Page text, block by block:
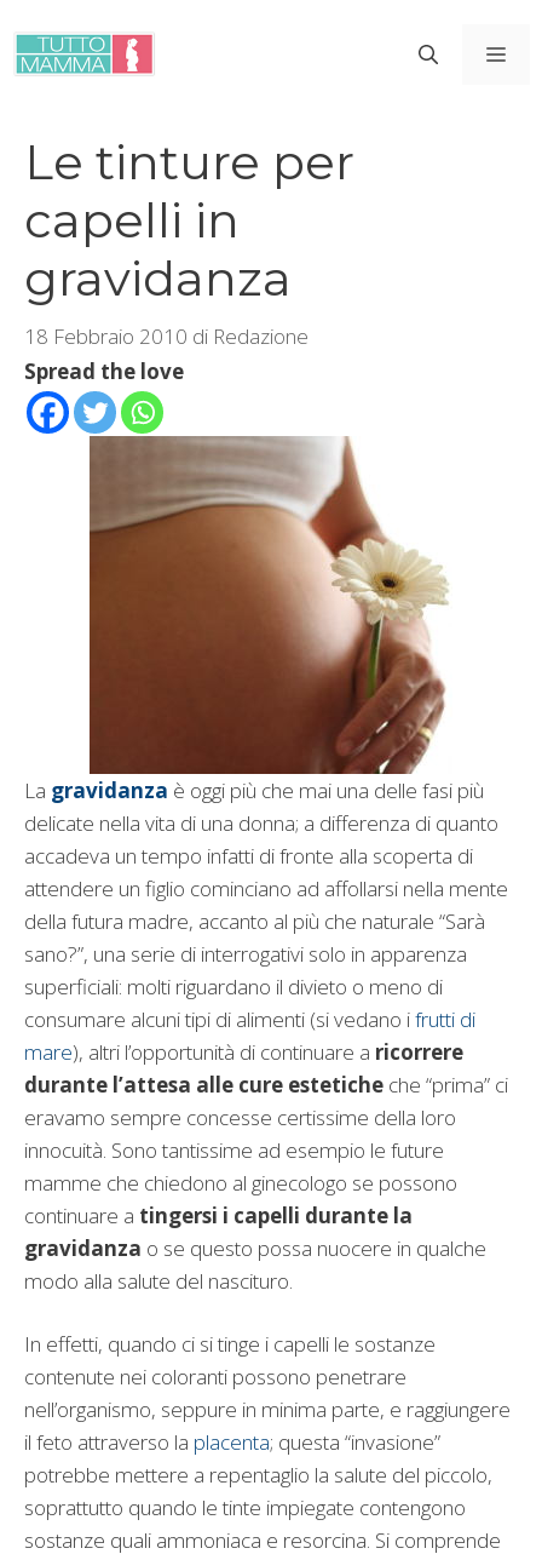
contenuto
Le tinture per
capelli in
gravidanza
18 Febbraio 2010 di Redazione
Spread the love
La gravidanza è oggi più che mai una delle fasi più
delicate nella vita di una donna; a differenza di quanto
accadeva un tempo infatti di fronte alla scoperta di
attendere un figlio cominciano ad affollarsi nella mente
della futura madre, accanto al più che naturale “Sarà
sano?”, una serie di interrogativi solo in apparenza
superficiali: molti riguardano il divieto o meno di
consumare alcuni tipi di alimenti (si vedano ifrutti di
mare), altri l’opportunità di continuare a ricorrere
durante l’attesa alle cure estetiche che “prima” ci
eravamo sempre concesse certissime della loro
innocuità. Sono tantissime ad esempio le future
mamme che chiedono al ginecologo se possono
continuare a tingersi i capelli durante la
gravidanza o se questo possa nuocere in qualche
modo alla salute del nascituro.
In effetti, quando ci si tinge i capelli le sostanze
contenute nei coloranti possono penetrare
nell’organismo, seppure in minima parte, e raggiungere
il feto attraverso la placenta; questa “invasione”
potrebbe mettere a repentaglio la salute del piccolo,
soprattutto quando le tinte impiegate contengono
sostanze quali ammoniaca e resorcina. Si comprende